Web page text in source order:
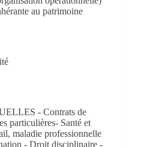
au patrimoine
- Contrats de
particulières- Santé et
maladie professionnelle
- Droit disciplinaire -